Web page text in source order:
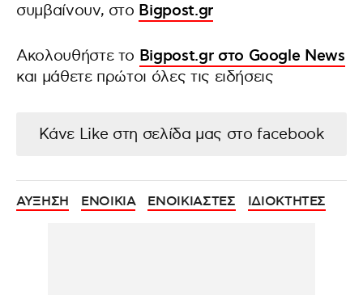
συμβαίνουν, στο Bigpost.gr
Ακολουθήστε το Bigpost.gr στο Google News
και μάθετε πρώτοι όλες τις ειδήσεις
Κάνε Like στη σελίδα μας στο facebook
ΑΥΞΗΣΗ ΕΝΟΙΚΙΑ ΕΝΟΙΚΙΑΣΤΕΣ ΙΔΙΟΚΤΗΤΕΣ